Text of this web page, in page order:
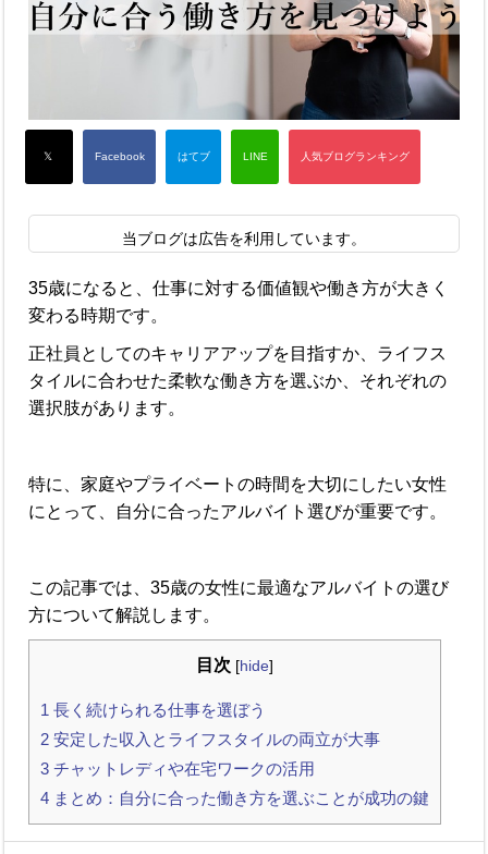
当ブログは広告を利用しています。
35歳になると、仕事に対する価値観や働き方が大きく
変わる時期です。
正社員としてのキャリアアップを目指すか、ライフス
タイルに合わせた柔軟な働き方を選ぶか、それぞれの
選択肢があります。
特に、家庭やプライベートの時間を大切にしたい女性
にとって、自分に合ったアルバイト選びが重要です。
この記事では、35歳の女性に最適なアルバイトの選び
方について解説します。
目次 [hide]
1 長く続けられる仕事を選ぼう
2 安定した収入とライフスタイルの両立が大事
3 チャットレディや在宅ワークの活用
4 まとめ：自分に合った働き方を選ぶことが成功の鍵